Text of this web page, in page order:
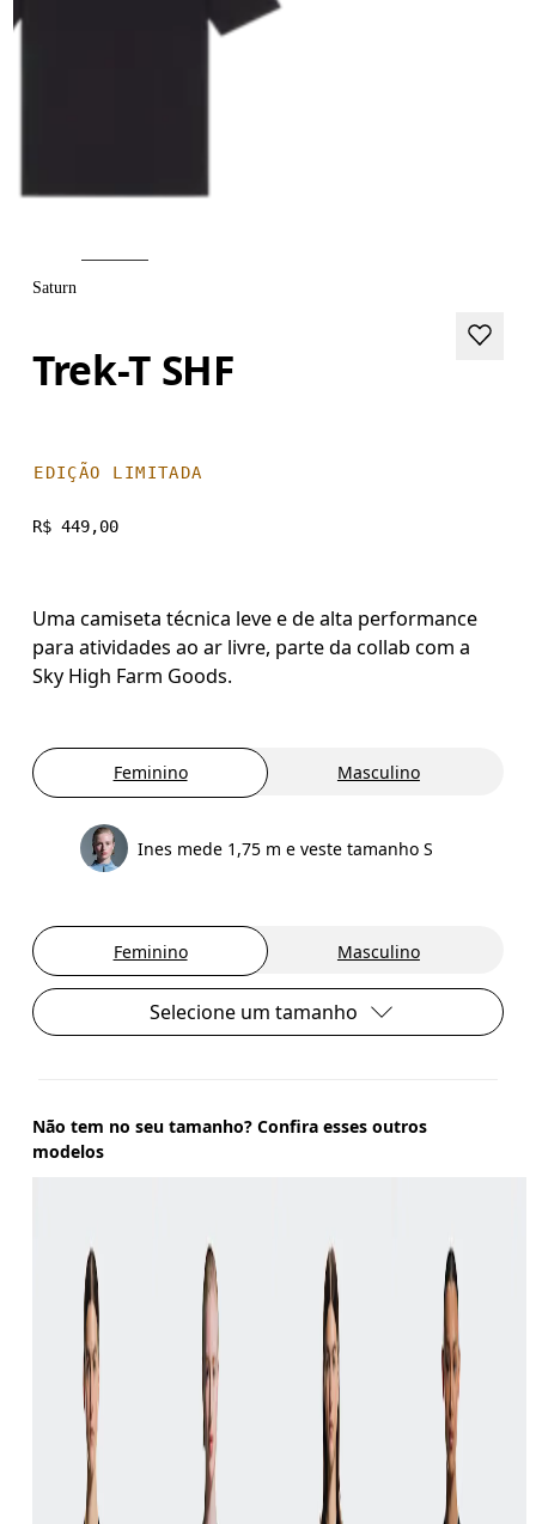
Saturn
Trek-T SHF
EDIÇÃO LIMITADA
R$ 449,00
Uma camiseta técnica leve e de alta performance
para atividades ao ar livre, parte da collab com a
Sky High Farm Goods.
Feminino Masculino
Ines mede 1,75 m e veste tamanho S
Feminino Masculino
Selecione um tamanho
Não tem no seu tamanho? Confira esses outros
modelos